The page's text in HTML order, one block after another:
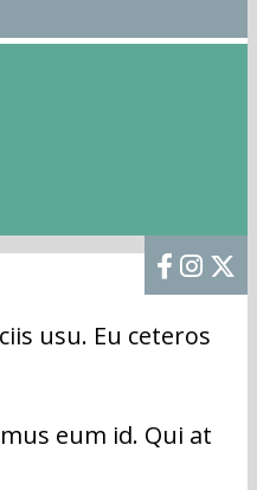
usu. Eu ceteros
eum id. Qui at